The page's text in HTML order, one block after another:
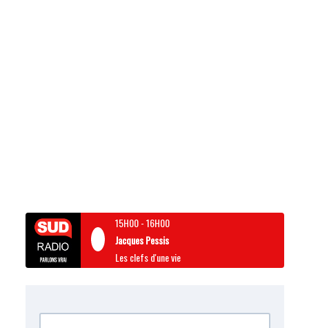
15H00-16H00
Jacques Pessis
Les clefs d'une vie